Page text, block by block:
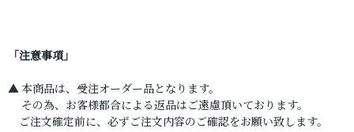
「注意事項」
▲ 本商品は、受注オーダー品となります。
その為、お客様都合による返品はご遠慮頂いております。
ご注文確定前に、必ずご注文内容のご確認をお願い致します。